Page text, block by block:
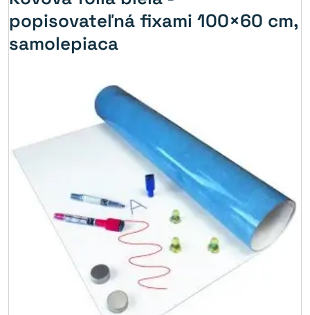
popisovateľná fixami 100×60 cm,
samolepiaca